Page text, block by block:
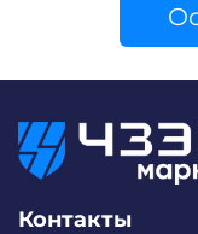
Контакты